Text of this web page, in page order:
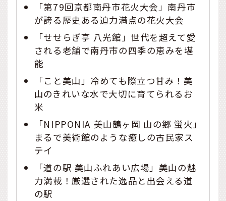
「第79回京都南丹市花火大会」南丹市
が誇る歴史ある迫力満点の花火大会
「せせらぎ亭 八光館」世代を超えて愛
される老舗で南丹市の四季の恵みを堪
能
「こと美山」冷めても際立つ甘み！美
山のきれいな水で大切に育てられるお
米
「NIPPONIA 美山鶴ヶ岡 山の郷 蛍火」
まるで美術館のような癒しの古民家ス
テイ
「道の駅 美山ふれあい広場」美山の魅
力満載！厳選された逸品と出会える道
の駅